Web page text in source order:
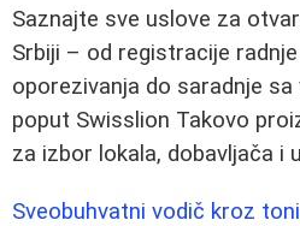
Saznajte sve uslove za
Srbiji – od registracije
oporezivanja do saradnje
poput Swisslion Takovo
za izbor lokala, dobavljača i
Sveobuhvatni vodič kroz